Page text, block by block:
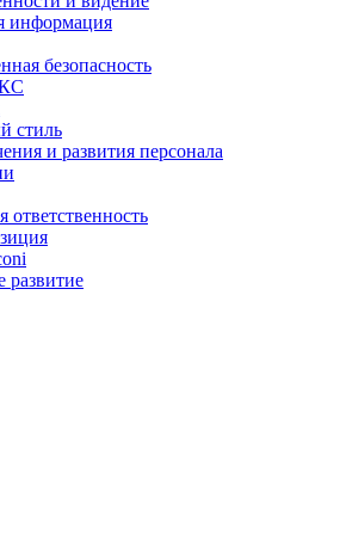
информация
безопасность
стиль
и развития персонала
ответственность
развитие